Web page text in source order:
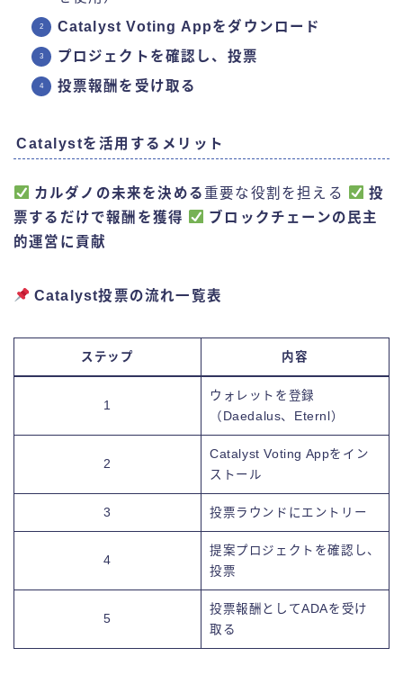
Catalyst Voting Appをダウンロード
プロジェクトを確認し、投票
投票報酬を受け取る
Catalystを活用するメリット
カルダノの未来を決める 重要な役割を担える
投
票するだけで報酬を獲得
ブロックチェーンの民主
的運営に貢献
Catalyst投票の流れ一覧表
ステップ 内容
1
ウォレットを登録
（Daedalus、Eternl）
2
Catalyst Voting Appをイン
ストール
3 投票ラウンドにエントリー
4
提案プロジェクトを確認し、
投票
5
投票報酬としてADAを受け
取る